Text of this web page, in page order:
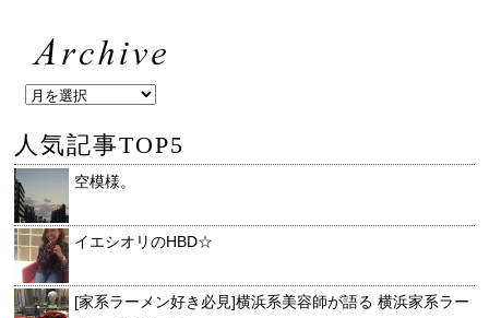
人気記事TOP5
空模様。
イエシオリのHBD☆
[家系ラーメン好き必見]横浜系美容師が語る 横浜家系ラー